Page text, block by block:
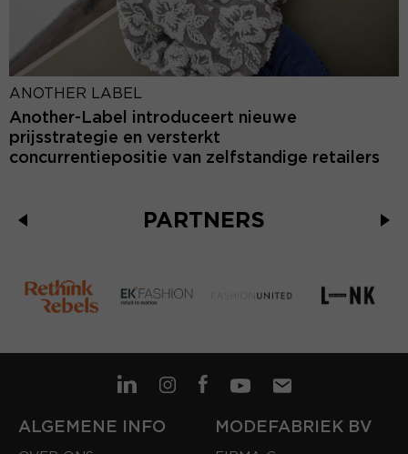
ANOTHER LABEL
Another-Label introduceert nieuwe
prijsstrategie en versterkt
concurrentiepositie van zelfstandige retailers
PARTNERS
ALGEMENE INFO MODEFABRIEK BV